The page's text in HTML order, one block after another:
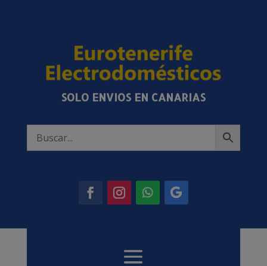
SOLO ENVIOS EN CANARIAS